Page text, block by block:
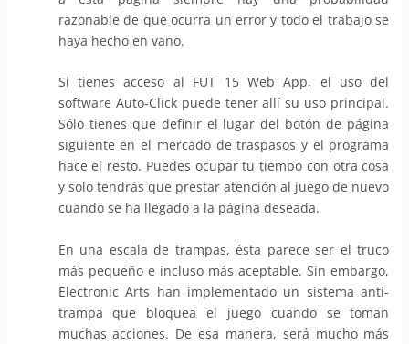
razonable de que ocurra un error y todo el trabajo se
haya hecho en vano.
Si tienes acceso al FUT 15 Web App, el uso del
software Auto-Click puede tener allí su uso principal.
Sólo tienes que definir el lugar del botón de página
siguiente en el mercado de traspasos y el programa
hace el resto. Puedes ocupar tu tiempo con otra cosa
y sólo tendrás que prestar atención al juego de nuevo
cuando se ha llegado a la página deseada.
En una escala de trampas, ésta parece ser el truco
más pequeño e incluso más aceptable. Sin embargo,
Electronic Arts han implementado un sistema anti-
trampa que bloquea el juego cuando se toman
muchas acciones. De esa manera, será mucho más